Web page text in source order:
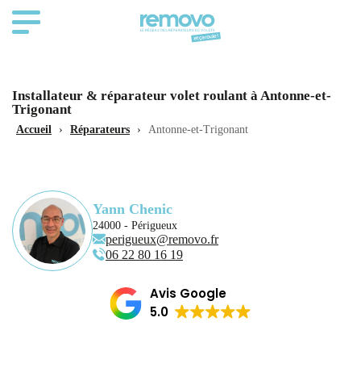
Installateur & réparateur volet roulant à Antonne-et-
Trigonant
Accueil › Réparateurs › Antonne-et-Trigonant
Yann Chenic
24000 - Périgueux
perigueux@removo.fr
06 22 80 16 19
Avis Google
5.0